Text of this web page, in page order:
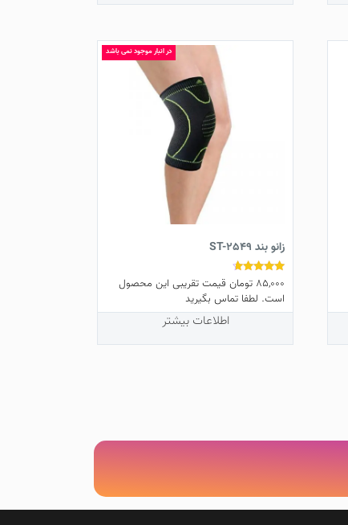
در انبار موجود نمی باشد
زانو بند ST-2549
نمره
4.50
از 5
85,000 تومانقیمت تقریبی این محصول
است. لطفا تماس بگیرید
اطلاعات بیشتر